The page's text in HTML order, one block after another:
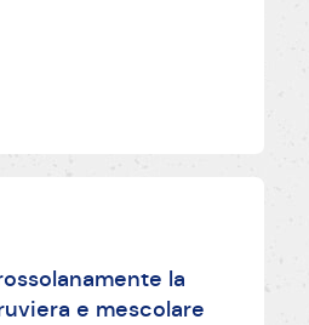
la
e mescolare